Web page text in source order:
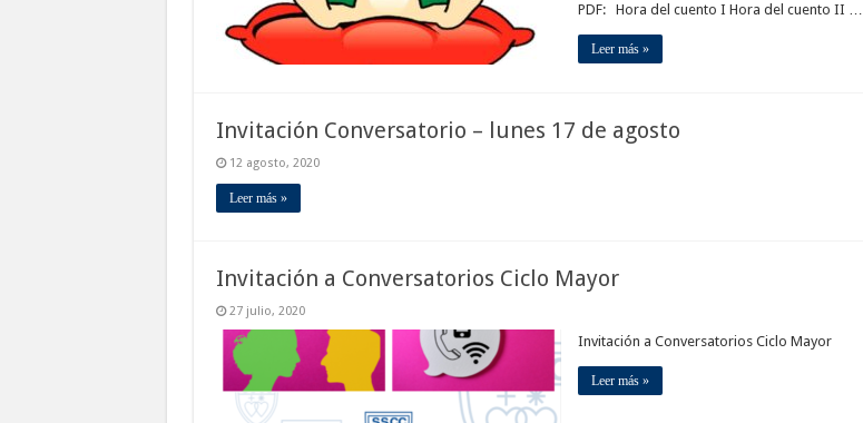
PDF: Hora del cuento I Hora del cuento II …
Leer más »
Invitación Conversatorio – lunes 17 de agosto
12 agosto, 2020
Leer más »
Invitación a Conversatorios Ciclo Mayor
27 julio, 2020
Invitación a Conversatorios Ciclo Mayor
Leer más »